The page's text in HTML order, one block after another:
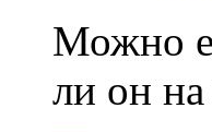
Можно
ли он